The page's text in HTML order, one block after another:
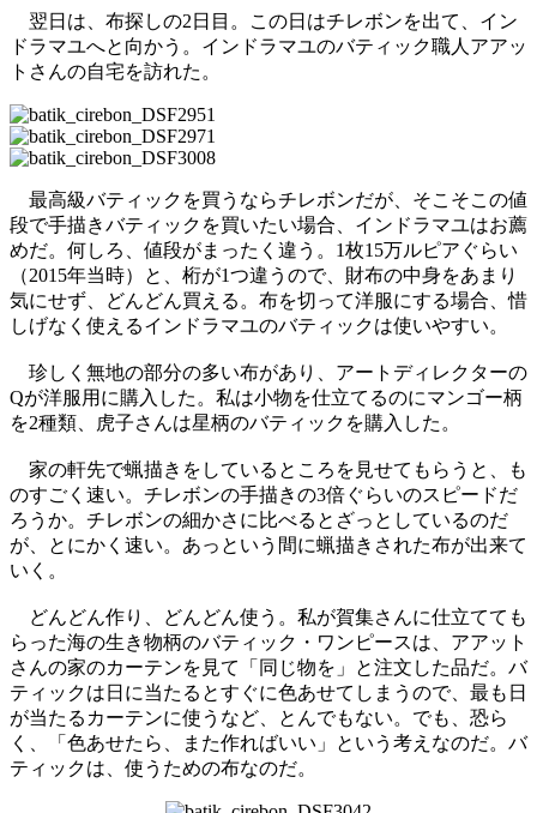
翌日は、布探しの2日目。この日はチレボンを出て、イン
ドラマユへと向かう。インドラマユのバティック職人アアッ
トさんの自宅を訪れた。
最高級バティックを買うならチレボンだが、そこそこの値
段で手描きバティックを買いたい場合、インドラマユはお薦
めだ。何しろ、値段がまったく違う。1枚15万ルピアぐらい
（2015年当時）と、桁が1つ違うので、財布の中身をあまり
気にせず、どんどん買える。布を切って洋服にする場合、惜
しげなく使えるインドラマユのバティックは使いやすい。
珍しく無地の部分の多い布があり、アートディレクターの
Qが洋服用に購入した。私は小物を仕立てるのにマンゴー柄
を2種類、虎子さんは星柄のバティックを購入した。
家の軒先で蝋描きをしているところを見せてもらうと、も
のすごく速い。チレボンの手描きの3倍ぐらいのスピードだ
ろうか。チレボンの細かさに比べるとざっとしているのだ
が、とにかく速い。あっという間に蝋描きされた布が出来て
いく。
どんどん作り、どんどん使う。私が賀集さんに仕立てても
らった海の生き物柄のバティック・ワンピースは、アアット
さんの家のカーテンを見て「同じ物を」と注文した品だ。バ
ティックは日に当たるとすぐに色あせてしまうので、最も日
が当たるカーテンに使うなど、とんでもない。でも、恐ら
く、「色あせたら、また作ればいい」という考えなのだ。バ
ティックは、使うための布なのだ。